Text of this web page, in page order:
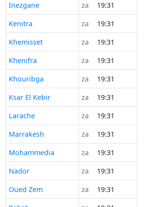
Inezgane
za
19:31
Kenitra
za
19:31
Khemisset
za
19:31
Khenifra
za
19:31
Khouribga
za
19:31
Ksar El Kebir
za
19:31
Larache
za
19:31
Marrakesh
za
19:31
Mohammedia
za
19:31
Nador
za
19:31
Oued Zem
za
19:31